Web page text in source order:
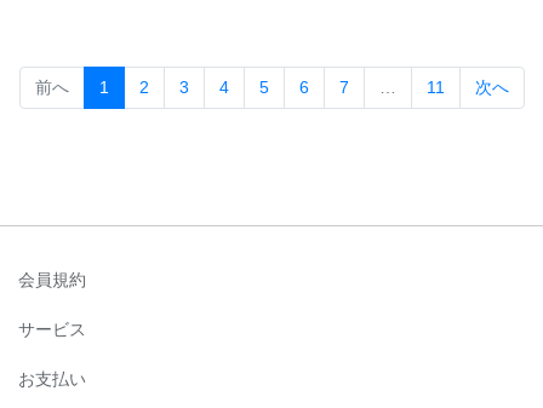
前へ 1 (current)
2 3 4 5 6 7 11 次へ
会員規約
サービス
お支払い